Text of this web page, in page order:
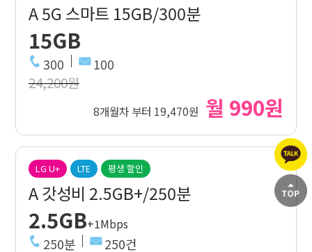
A 5G 스마트 15GB/300분
15GB
300 100
24,200원
8개월차 부터 19,470원 월 990원
LG U+ LTE 평생 할인
A 갓성비 2.5GB+/250분
2.5GB+1Mbps
250분 250건